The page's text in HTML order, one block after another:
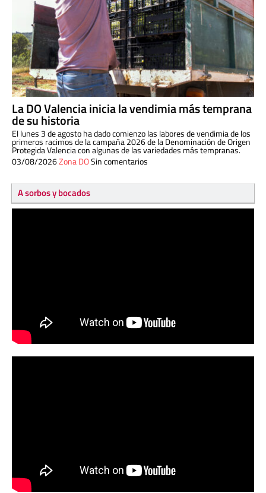
La DO Valencia inicia la vendimia más temprana
de su historia
El lunes 3 de agosto ha dado comienzo las labores de vendimia de los
primeros racimos de la campaña 2026 de la Denominación de Origen
Protegida Valencia con algunas de las variedades más tempranas.
03/08/2026Zona DOSin comentarios
A sorbos y bocados